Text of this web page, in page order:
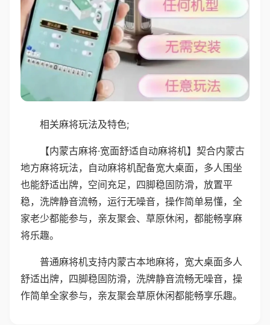
相关麻将玩法及特色;
【内蒙古麻将·宽面舒适自动麻将机】契合内蒙古
地方麻将玩法，自动麻将机配备宽大桌面，多人围坐
也能舒适出牌，空间充足，四脚稳固防滑，放置平
稳，洗牌静音流畅，运行无噪音，操作简单易懂，全
家老少都能参与，亲友聚会、草原休闲，都能畅享麻
将乐趣。
普通麻将机支持内蒙古本地麻将，宽大桌面多人
舒适出牌，四脚稳固防滑，洗牌静音流畅无噪音，操
作简单全家参与，亲友聚会草原休闲都能畅享乐趣。